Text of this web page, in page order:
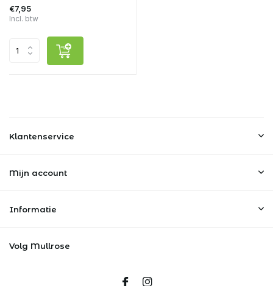
€7,95
Incl. btw
Klantenservice
Mijn account
Informatie
Volg Mullrose